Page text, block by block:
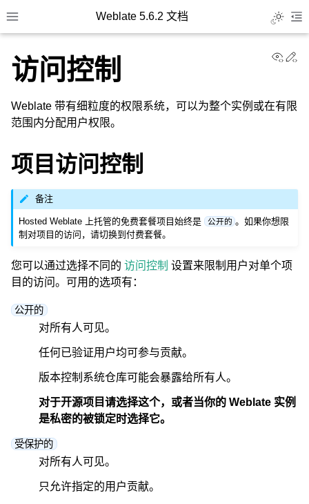
Toggle site navigation sidebar
Weblate 5.6.2 文档 Toggle
navigation of 支持的文件格式
访问控制
Weblate 带有细粒度的权限系统，可以为整个实例或在有限
范围内分配用户权限。
项目访问控制
备注
Hosted Weblate 上托管的免费套餐项目始终是 公开的 。如果你想限
制对项目的访问，请切换到付费套餐。
您可以通过选择不同的 访问控制 设置来限制用户对单个项
目的访问。可用的选项有：
公开的
对所有人可见。
任何已验证用户均可参与贡献。
版本控制系统仓库可能会暴露给所有人。
对于开源项目请选择这个，或者当你的 Weblate 实例
是私密的被锁定时选择它。
受保护的
对所有人可见。
只允许指定的用户贡献。